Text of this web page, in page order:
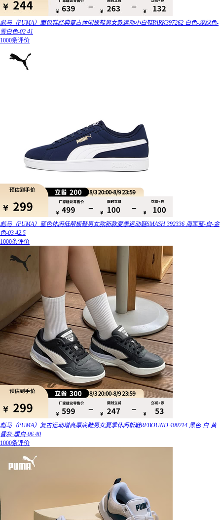
彪马（PUMA）面包鞋经典复古休闲板鞋男女款运动小白鞋PARK397262 白色-深绿色-
雪白色-02 41
1000条评价
彪马（PUMA）蓝色休闲低帮板鞋男女款新款夏季运动鞋SMASH 392336 海军蓝-白-金
色-03 42.5
1000条评价
彪马（PUMA）复古运动增高厚底鞋男女夏季休闲板鞋REBOUND 400214 黑色-白-黄
昏灰-暖白-06 40
1000条评价